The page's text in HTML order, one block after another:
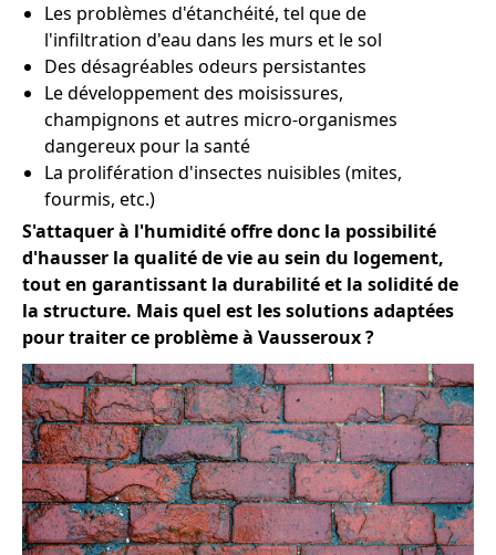
Les problèmes d'étanchéité, tel que de
l'infiltration d'eau dans les murs et le sol
Des désagréables odeurs persistantes
Le développement des moisissures,
champignons et autres micro-organismes
dangereux pour la santé
La prolifération d'insectes nuisibles (mites,
fourmis, etc.)
S'attaquer à l'humidité offre donc la possibilité
d'hausser la qualité de vie au sein du logement,
tout en garantissant la durabilité et la solidité de
la structure. Mais quel est les solutions adaptées
pour traiter ce problème à Vausseroux ?